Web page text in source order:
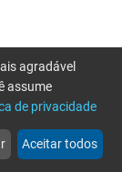
more_horiz
Mais
agradável
assume
de privacidade
Aceitar todos